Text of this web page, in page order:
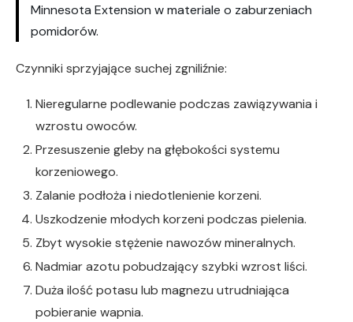
Minnesota Extension w materiale o zaburzeniach
pomidorów.
Czynniki sprzyjające suchej zgniliźnie:
Nieregularne podlewanie podczas zawiązywania i
wzrostu owoców.
Przesuszenie gleby na głębokości systemu
korzeniowego.
Zalanie podłoża i niedotlenienie korzeni.
Uszkodzenie młodych korzeni podczas pielenia.
Zbyt wysokie stężenie nawozów mineralnych.
Nadmiar azotu pobudzający szybki wzrost liści.
Duża ilość potasu lub magnezu utrudniająca
pobieranie wapnia.